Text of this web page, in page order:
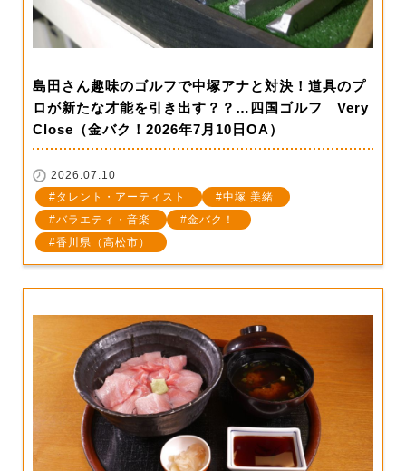
島田さん趣味のゴルフで中塚アナと対決！道具のプ
ロが新たな才能を引き出す？？…四国ゴルフ Very
Close（金バク！2026年7月10日OA）
2026.07.10
タレント・アーティスト
中塚 美緒
バラエティ・音楽
金バク！
香川県（高松市）